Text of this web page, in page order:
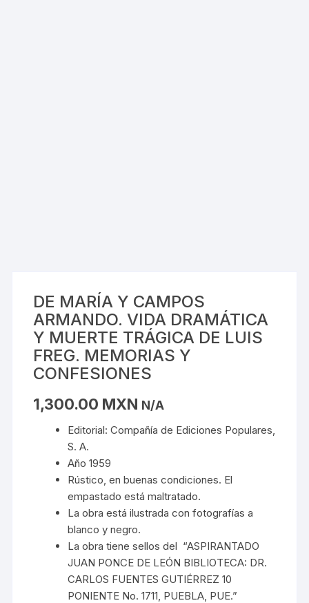
DE MARÍA Y CAMPOS
ARMANDO. VIDA DRAMÁTICA
Y MUERTE TRÁGICA DE LUIS
FREG. MEMORIAS Y
CONFESIONES
1,300.00 MXN N/A
Editorial: Compañía de Ediciones Populares,
S. A.
Año 1959
Rústico, en buenas condiciones. El
empastado está maltratado.
La obra está ilustrada con fotografías a
blanco y negro.
La obra tiene sellos del “ASPIRANTADO
JUAN PONCE DE LEÓN BIBLIOTECA: DR.
CARLOS FUENTES GUTIÉRREZ 10
PONIENTE No. 1711, PUEBLA, PUE.”